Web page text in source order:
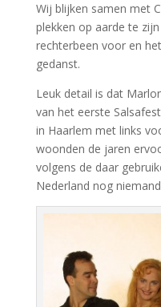
Wij blijken samen met
plekken op aarde te
rechterbeen voor en
gedanst.
Leuk detail is dat
van het eerste
in Haarlem met links
woonden de jaren
volgens de daar
Nederland nog